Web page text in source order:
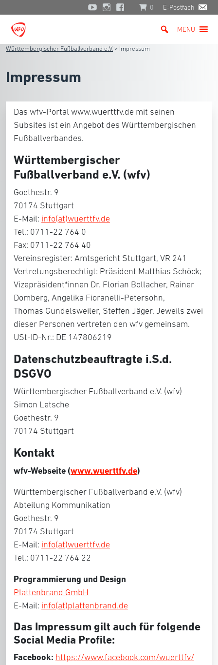
0 E-Postfach
MENU
Württembergischer Fußballverband e.V. > Impressum
Impressum
Das wfv-Portal www.wuerttfv.de mit seinen
Subsites ist ein Angebot des Württembergischen
Fußballverbandes.
Württembergischer
Fußballverband e.V. (wfv)
Goethestr. 9
70174 Stuttgart
E-Mail: info(at)wuerttfv.de
Tel.: 0711-22 764 0
Fax: 0711-22 764 40
Vereinsregister: Amtsgericht Stuttgart, VR 241
Vertretungsberechtigt: Präsident Matthias Schöck;
Vizepräsident*innen Dr. Florian Bollacher, Rainer
Domberg, Angelika Fioranelli-Petersohn,
Thomas Gundelsweiler, Steffen Jäger. Jeweils zwei
dieser Personen vertreten den wfv gemeinsam.
USt-ID-Nr.: DE 147806219
Datenschutzbeauftragte i.S.d.
DSGVO
Württembergischer Fußballverband e.V. (wfv)
Simon Letsche
Goethestr. 9
70174 Stuttgart
Kontakt
wfv-Webseite (www.wuerttfv.de)
Württembergischer Fußballverband e.V. (wfv)
Abteilung Kommunikation
Goethestr. 9
70174 Stuttgart
E-Mail: info(at)wuerttfv.de
Tel.: 0711-22 764 22
Programmierung und Design
Plattenbrand GmbH
E-Mail: info(at)plattenbrand.de
Das Impressum gilt auch für folgende
Social Media Profile:
Facebook: https://www.facebook.com/wuerttfv/